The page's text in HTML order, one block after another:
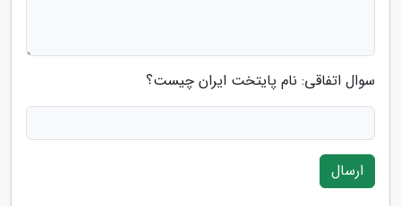
سوال اتفاقی: نام پایتخت ایران چیست؟
ارسال